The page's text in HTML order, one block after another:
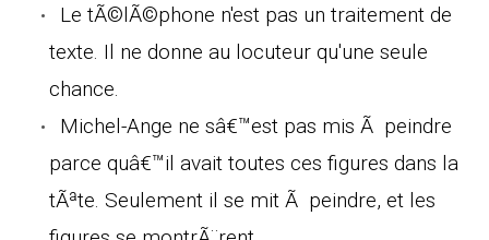
Le tÃ©lÃ©phone n'est pas un traitement de
texte. Il ne donne au locuteur qu'une seule
chance.
Michel-Ange ne sâ€™est pas mis Ã peindre
parce quâ€™il avait toutes ces figures dans la
tÃªte. Seulement il se mit Ã peindre, et les